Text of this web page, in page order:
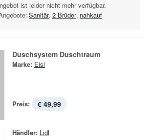
ist leider nicht mehr verfügbar.
Sanitär, 2 Brüder, nahkauf
Duschsystem Duschtraum
Marke: Eisl
Preis: € 49,99
Händler: Lidl